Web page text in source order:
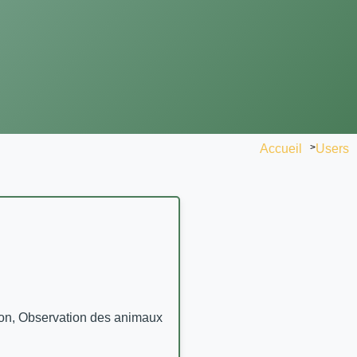
Accueil >Users
Observation des animaux